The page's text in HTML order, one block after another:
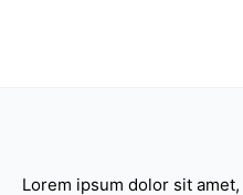
Lorem ipsum dolor sit amet,